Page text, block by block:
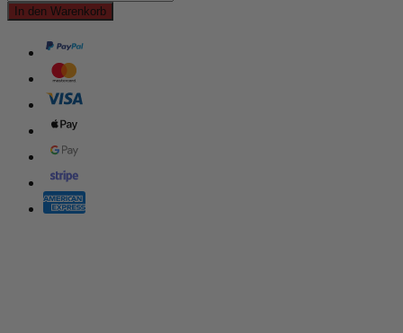
In den Warenkorb